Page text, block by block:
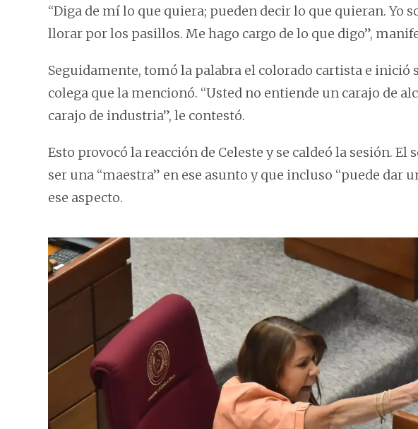
“Diga de mí lo que quiera; pueden decir lo que quieran. Yo
llorar por los pasillos. Me hago cargo de lo que digo”,
Seguidamente, tomó la palabra el colorado cartista e inició
colega que la mencionó. “Usted no entiende un carajo de
carajo de industria”, le contestó.
Esto provocó la reacción de Celeste y se caldeó la sesión. El
ser una “maestra” en ese asunto y que incluso “puede dar
ese aspecto.